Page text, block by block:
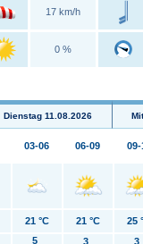
17 km/h
0 %
Dienstag 11.08.2026
03-06 06-09 09-
21 °C 21 °C 25
5 3 3